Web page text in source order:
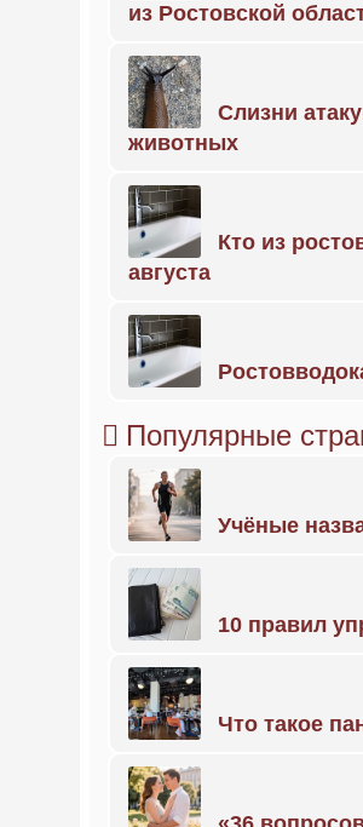
из Ростовской
Слизни
животных
Кто из
августа
Популярные
Учёные
10 правил
Что такое